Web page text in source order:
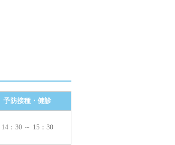
予防接種・健診
14：30 ～ 15：30